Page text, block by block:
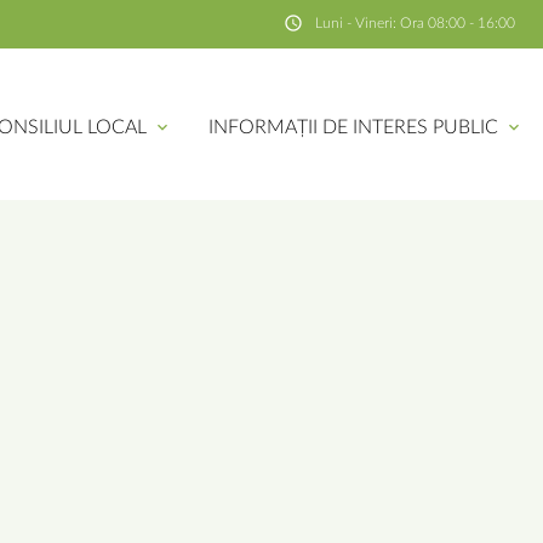
schedule Luni - Vineri: Ora 08:00 - 16:00
LOCAL expand_more INFORMAȚII DE INTERES PUBLIC expand_more